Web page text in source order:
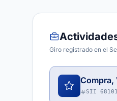
Giro registrado en el
Compra,
SII